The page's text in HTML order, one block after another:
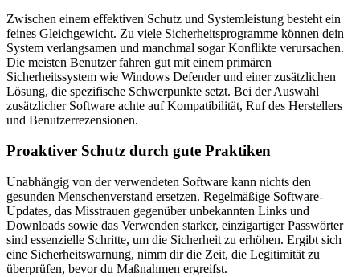
Zwischen einem effektiven Schutz und Systemleistung besteht ein
feines Gleichgewicht. Zu viele Sicherheitsprogramme können dein
System verlangsamen und manchmal sogar Konflikte verursachen.
Die meisten Benutzer fahren gut mit einem primären
Sicherheitssystem wie Windows Defender und einer zusätzlichen
Lösung, die spezifische Schwerpunkte setzt. Bei der Auswahl
zusätzlicher Software achte auf Kompatibilität, Ruf des Herstellers
und Benutzerrezensionen.
Proaktiver Schutz durch gute Praktiken
Unabhängig von der verwendeten Software kann nichts den
gesunden Menschenverstand ersetzen. Regelmäßige Software-
Updates, das Misstrauen gegenüber unbekannten Links und
Downloads sowie das Verwenden starker, einzigartiger Passwörter
sind essenzielle Schritte, um die Sicherheit zu erhöhen. Ergibt sich
eine Sicherheitswarnung, nimm dir die Zeit, die Legitimität zu
überprüfen, bevor du Maßnahmen ergreifst.